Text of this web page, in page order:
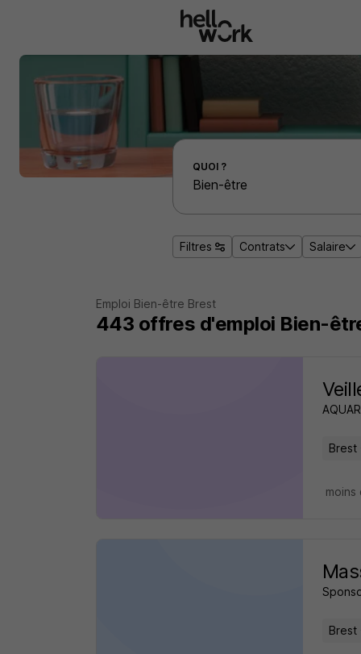
Effectuer une recherche d'emploi par localité
QUOI ?
Filtres Contrats Salaire
Emploi Bien-être Brest
443 offres d'emploi Bien-
Brest
moins
Brest